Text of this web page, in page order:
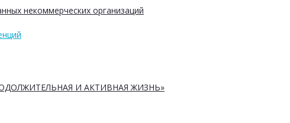
некоммерческих организаций
И АКТИВНАЯ ЖИЗНЬ»